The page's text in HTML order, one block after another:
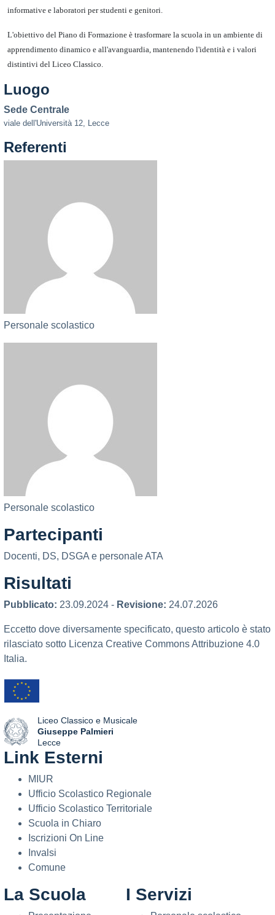
informative e laboratori per studenti e genitori.
L'obiettivo del Piano di Formazione è trasformare la scuola in un ambiente di
apprendimento dinamico e all'avanguardia, mantenendo l'identità e i valori
distintivi del Liceo Classico.
Luogo
Sede Centrale
viale dell'Università 12, Lecce
Referenti
Personale scolastico
Personale scolastico
Partecipanti
Docenti, DS, DSGA e personale ATA
Risultati
Pubblicato: 23.09.2024 - Revisione: 24.07.2026
Eccetto dove diversamente specificato, questo articolo è stato
rilasciato sotto Licenza Creative Commons Attribuzione 4.0
Italia.
Liceo Classico e Musicale
Giuseppe Palmieri
Lecce
— Visita la pagina iniziale della scuola
Link Esterni
MIUR
Ufficio Scolastico Regionale
Ufficio Scolastico Territoriale
Scuola in Chiaro
Iscrizioni On Line
Invalsi
Comune
La Scuola I Servizi